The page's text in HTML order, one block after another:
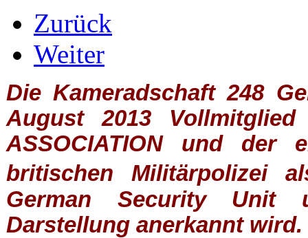
Zurück
Weiter
Die Kameradschaft 248
August 2013
ASSOCIATIONund der
britischen
Militärpolizei
German Security Unit
Darstellung anerkannt wird.